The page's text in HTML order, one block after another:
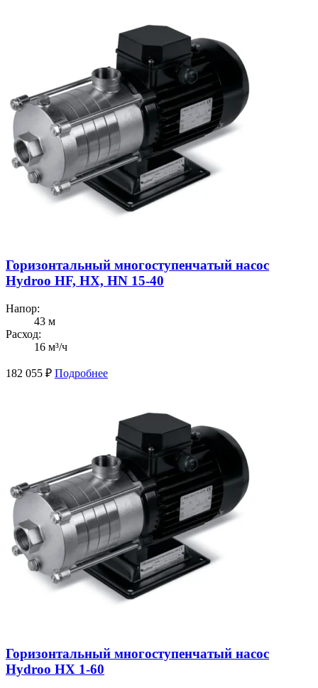
Горизонтальный многоступенчатый насос
Hydroo HF, HX, HN 15-40
Напор:
43 м
Расход:
16 м³/ч
182 055 ₽ Подробнее
Горизонтальный многоступенчатый насос
Hydroo HX 1-60